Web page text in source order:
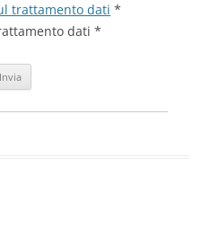
trattamento dati *
dati *